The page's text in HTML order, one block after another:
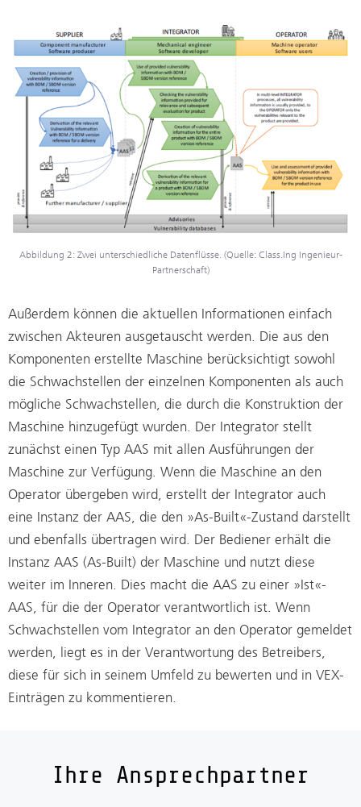
Abbildung 2: Zwei unterschiedliche Datenflüsse. (Quelle: Class.Ing Ingenieur-
Partnerschaft)
Außerdem können die aktuellen Informationen einfach
zwischen Akteuren ausgetauscht werden. Die aus den
Komponenten erstellte Maschine berücksichtigt sowohl
die Schwachstellen der einzelnen Komponenten als auch
mögliche Schwachstellen, die durch die Konstruktion der
Maschine hinzugefügt wurden. Der Integrator stellt
zunächst einen Typ AAS mit allen Ausführungen der
Maschine zur Verfügung. Wenn die Maschine an den
Operator übergeben wird, erstellt der Integrator auch
eine Instanz der AAS, die den »As-Built«-Zustand darstellt
und ebenfalls übertragen wird. Der Bediener erhält die
Instanz AAS (As-Built) der Maschine und nutzt diese
weiter im Inneren. Dies macht die AAS zu einer »Ist«-
AAS, für die der Operator verantwortlich ist. Wenn
Schwachstellen vom Integrator an den Operator gemeldet
werden, liegt es in der Verantwortung des Betreibers,
diese für sich in seinem Umfeld zu bewerten und in VEX-
Einträgen zu kommentieren.
Ihre Ansprechpartner